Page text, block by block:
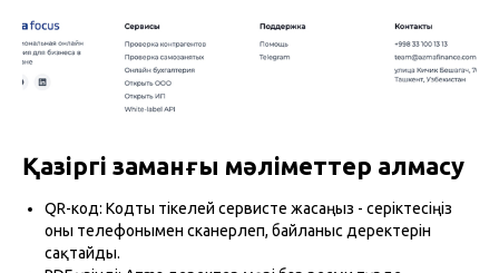
Қазіргі заманғы мәліметтер алмасу
QR-код: Кодты тікелей сервисте жасаңыз - серіктесіңіз
оны телефонымен сканерлеп, байланыс деректерін
сақтайды.